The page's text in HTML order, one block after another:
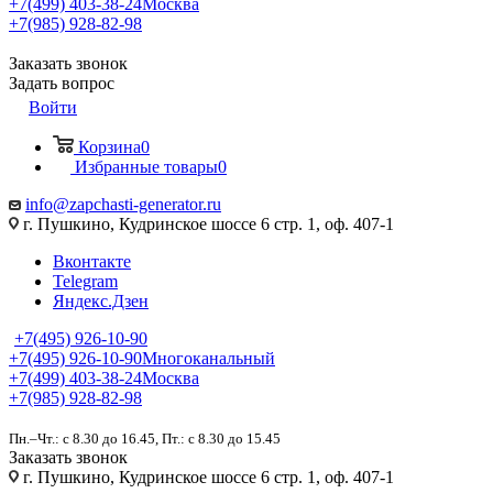
+7(499) 403-38-24Москва
+7(985) 928-82-98
Заказать звонок
Задать вопрос
Войти
Корзина0
Избранные товары0
info@zapchasti-generator.ru
г. Пушкино, Кудринское шоссе 6 стр. 1, оф. 407-1
Вконтакте
Telegram
Яндекс.Дзен
+7(495) 926-10-90
+7(495) 926-10-90Многоканальный
+7(499) 403-38-24Москва
+7(985) 928-82-98
Пн.–Чт.: с 8.30 до 16.45, Пт.: с 8.30 до 15.45
Заказать звонок
г. Пушкино, Кудринское шоссе 6 стр. 1, оф. 407-1